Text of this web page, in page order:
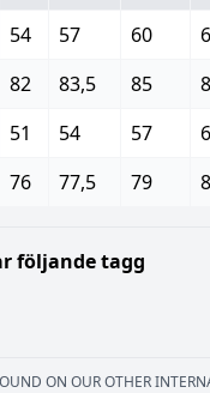
54 57 60
82 83,5 85
51 54 57
76 77,5 79
följande tagg
ON OUR OTHER